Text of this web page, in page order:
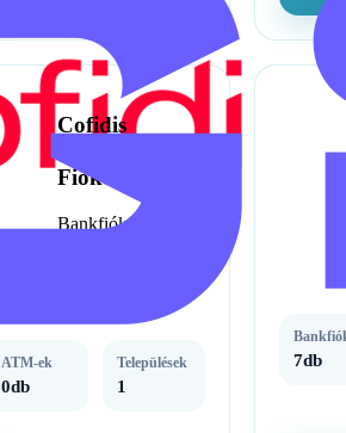
Cofidis
Fióktelepe
Bankfiókok, ATM-
ATM-ek
0db
Települések
1
7db